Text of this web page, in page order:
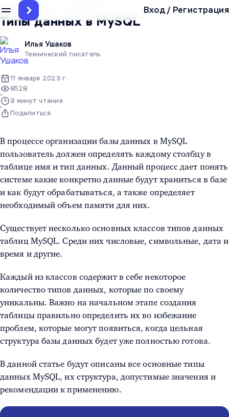
Вход/ Регистрация
Главная Блог
Типы данных в MySQL
Илья Ушаков
Технический писатель
11 января 2023 г.
8528
9 минут чтения
Поделиться
В процессе организации базы данных в MySQL
пользователь должен определять каждому столбцу в
таблице имя и тип данных. Данный процесс дает понять
системе какие конкретно данные будут храниться в базе
и как будут обрабатываться, а также определяет
необходимый объем памяти для них.
Существует несколько основных классов типов данных
таблиц MySQL. Среди них числовые, символьные, дата и
время и другие.
Каждый из классов содержит в себе некоторое
количество типов данных, которые по своему
уникальны. Важно на начальном этапе создания
таблицы правильно определить их во избежание
проблем, которые могут появиться, когда цельная
структура базы данных будет уже полностью готова.
В данной статье будут описаны все основныетипы
данных MySQL, их структура, допустимые значения и
рекомендации к применению.